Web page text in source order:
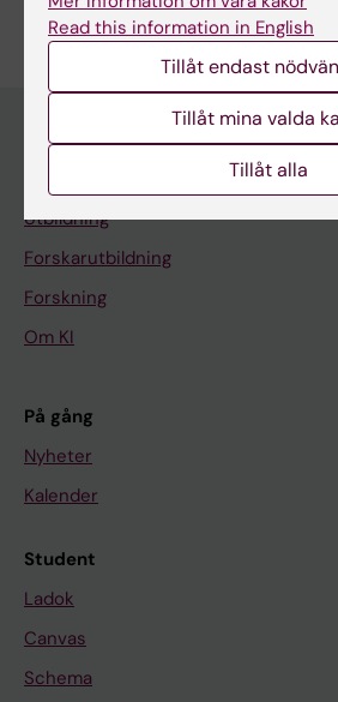
Redigera din profil
Utbildning
Forskarutbildning
Forskning
Om KI
På gång
Nyheter
Kalender
Student
Ladok
Canvas
Schema
Read this information in English
Tillåt endast
Tillåt mina valda
Tillåt alla